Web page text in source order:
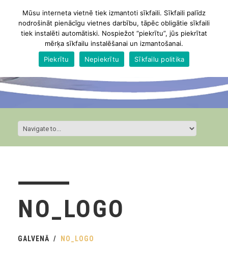
NO_LOGO
GALVENĀ NO_LOGO
Mūsu interneta vietnē tiek izmantoti sīkfaili. Sīkfaili palīdz
nodrošināt pienācīgu vietnes darbību, tāpēc obligātie sīkfaili
tiek instalēti automātiski. Nospiežot “piekrītu”, jūs piekrītat
mērķa sīkfailu instalēšanai un izmantošanai.
Piekrītu
Nepiekrītu Sīkfailu politika